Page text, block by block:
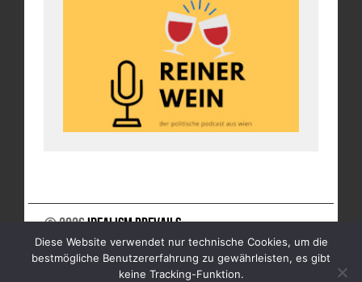
© 2026Idealism Prevails
UNTERSTÜTZE UNS
NEWSLETTER
IMPRESSUM
Diese Website verwendet nur technische Cookies, um die
bestmögliche Benutzererfahrung zu gewährleisten, es gibt
keine Tracking-Funktion.